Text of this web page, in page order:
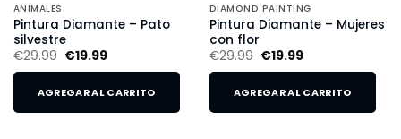
ANIMALES
Pintura Diamante – Pato
silvestre
€29.99 €19.99
AGREGAR AL CARRITO
DIAMOND PAINTING
Pintura Diamante – Mujeres
con flor
€29.99 €19.99
AGREGAR AL CARRITO